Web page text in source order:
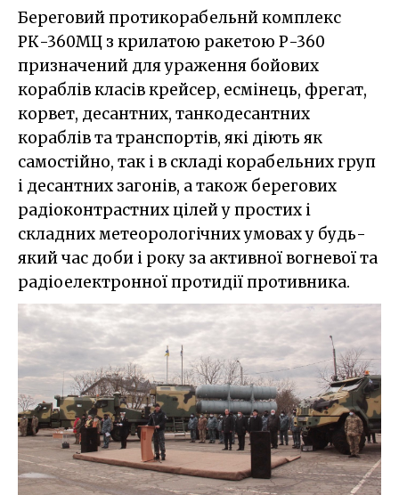
Береговий протикорабельнй комплекс
РК-360МЦ з крилатою ракетою Р-360
призначений для ураження бойових
кораблів класів крейсер, есмінець, фрегат,
корвет, десантних, танкодесантних
кораблів та транспортів, які діють як
самостійно, так і в складі корабельних груп
і десантних загонів, а також берегових
радіоконтрастних цілей у простих і
складних метеорологічних умовах у будь-
який час доби і року за активної вогневої та
радіоелектронної протидії противника.